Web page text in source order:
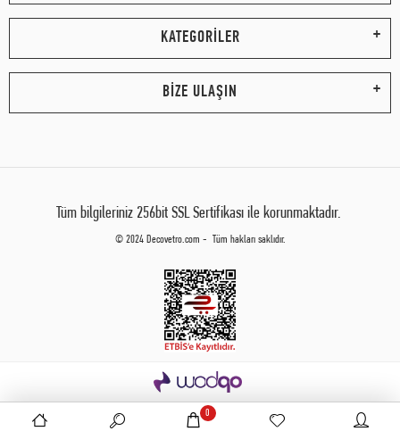
KATEGORİLER
BİZE ULAŞIN
Tüm bilgileriniz 256bit SSL Sertifikası ile korunmaktadır.
© 2024 Decovetro.com - Tüm hakları saklıdır.
0